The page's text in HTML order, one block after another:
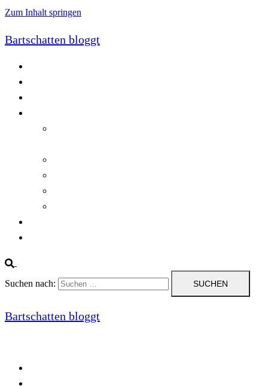
Zum Inhalt springen
Bartschatten bloggt
Suchen nach:
Bartschatten bloggt